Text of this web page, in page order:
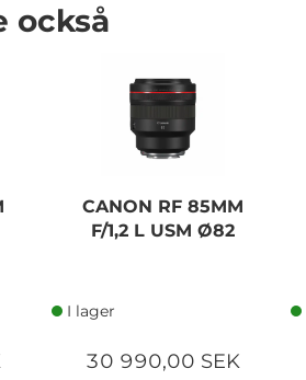
också
CANON RF 85MM
F/1,2 L USM Ø82
I lager
30 990,00 SEK